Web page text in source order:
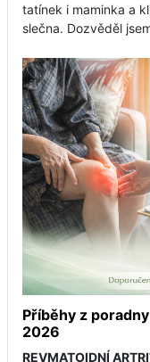
tatínek i maminka a
slečna. Dozvěděl
Příběhy z
2026
REVMATOIDNÍ